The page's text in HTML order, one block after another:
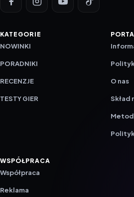
KATEGORIE
NOWINKI
PORADNIKI
RECENZJE
TESTY GIER
O nas
Skład
WSPÓŁPRACA
Współpraca
Reklama